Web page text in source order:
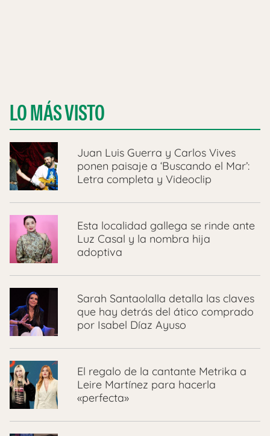
LO MÁS VISTO
Juan Luis Guerra y Carlos Vives
ponen paisaje a ‘Buscando el Mar’:
Letra completa y Videoclip
Esta localidad gallega se rinde ante
Luz Casal y la nombra hija
adoptiva
Sarah Santaolalla detalla las claves
que hay detrás del ático comprado
por Isabel Díaz Ayuso
El regalo de la cantante Metrika a
Leire Martínez para hacerla
«perfecta»